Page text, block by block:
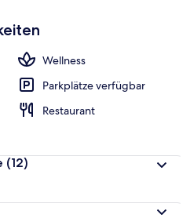
Wellness
Parkplätze verfügbar
Restaurant
(12)